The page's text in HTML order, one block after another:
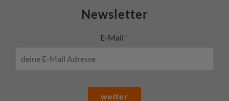
Newsletter
E-Mail
weiter